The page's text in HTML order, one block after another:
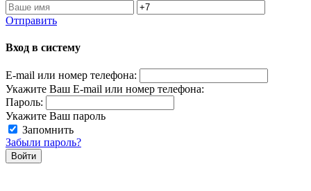
Отправить
Вход в систему
E-mail или номер телефона:
Укажите Ваш E-mail или номер телефона:
Пароль:
Укажите Ваш пароль
Запомнить
Забыли пароль?